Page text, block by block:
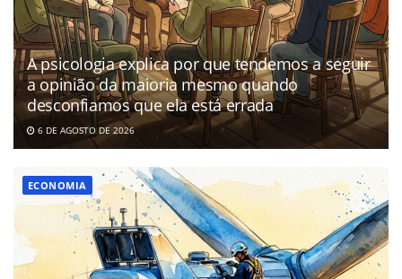
A psicologia explica por que tendemos a seguir
a opinião da maioria mesmo quando
desconfiamos que ela está errada
6 DE AGOSTO DE 2026
ECONOMIA